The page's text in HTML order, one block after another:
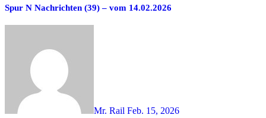
Spur N Nachrichten (39) – vom 14.02.2026
Mr. Rail Feb. 15, 2026